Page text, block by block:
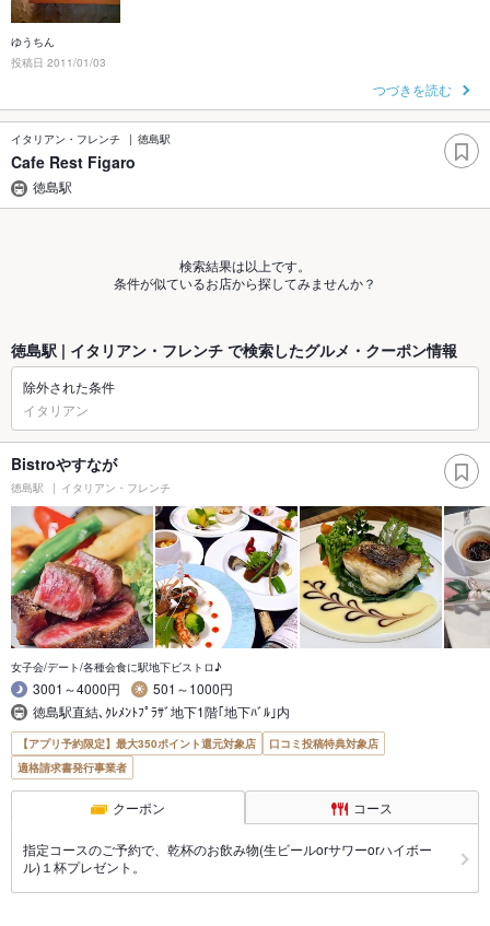
ゆうちん
投稿日 2011/01/03
つづきを読む
イタリアン・フレンチ 徳島駅
Cafe Rest Figaro
徳島駅
検索結果は以上です。
条件が似ているお店から探してみませんか？
徳島駅 | イタリアン・フレンチ で検索したグルメ・クーポン情報
除外された条件
イタリアン
Bistroやすなが
徳島駅 イタリアン・フレンチ
女子会/デート/各種会食に駅地下ビストロ♪
3001～4000円
501～1000円
徳島駅直結､ｸﾚﾒﾝﾄﾌﾟﾗｻﾞ地下1階｢地下ﾊﾞﾙ｣内
【アプリ予約限定】最大350ポイント還元対象店
口コミ投稿特典対象店
適格請求書発行事業者
クーポン コース
指定コースのご予約で、乾杯のお飲み物(生ビールorサワーorハイボー
ル)１杯プレゼント。